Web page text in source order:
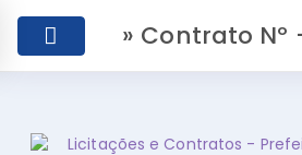
» Contrato Nº